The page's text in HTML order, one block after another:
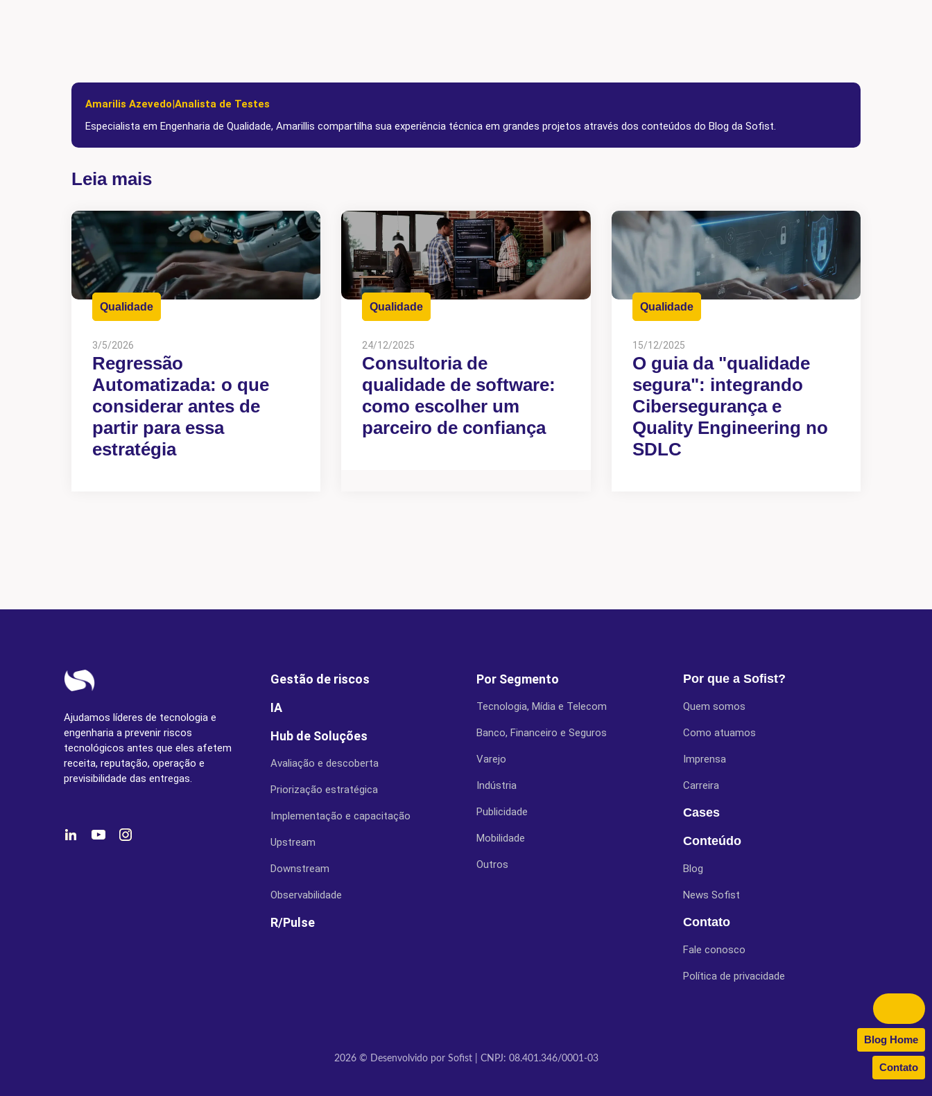
Amarilis Azevedo|Analista de Testes
Especialista em Engenharia de Qualidade, Amarillis compartilha sua experiência técnica em grandes projetos através dos conteúdos do Blog da Sofist.
Leia mais
Qualidade
3/5/2026
Regressão
Automatizada: o que
considerar antes de
partir para essa
estratégia
Qualidade
24/12/2025
Consultoria de
qualidade de software:
como escolher um
parceiro de confiança
Qualidade
15/12/2025
O guia da "qualidade
segura": integrando
Cibersegurança e
Quality Engineering no
SDLC
Ajudamos líderes de tecnologia e
engenharia a prevenir riscos
tecnológicos antes que eles afetem
receita, reputação, operação e
previsibilidade das entregas.
Gestão de riscos
IA
Hub de Soluções
Avaliação e descoberta
Priorização estratégica
Implementação e capacitação
Upstream
Downstream
Observabilidade
R/Pulse
Por Segmento
Tecnologia, Mídia e Telecom
Banco, Financeiro e Seguros
Varejo
Indústria
Publicidade
Mobilidade
Outros
Por que a Sofist?
Quem somos
Como atuamos
Imprensa
Carreira
Cases
Conteúdo
Blog
News Sofist
Contato
Fale conosco
Política de privacidade
2026 © Desenvolvido por Sofist | CNPJ: 08.401.346/0001-03
Blog Home
Contato